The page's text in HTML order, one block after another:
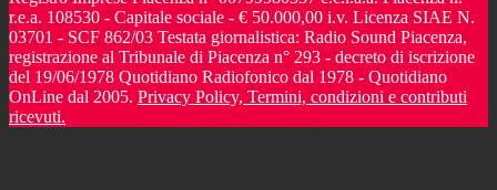
r.e.a. 108530 - Capitale sociale - € 50.000,00 i.v. Licenza SIAE N.
03701 - SCF 862/03 Testata giornalistica: Radio Sound Piacenza,
registrazione al Tribunale di Piacenza n° 293 - decreto di iscrizione
del 19/06/1978 Quotidiano Radiofonico dal 1978 - Quotidiano
OnLine dal 2005. Privacy Policy, Termini, condizioni e contributi
ricevuti.